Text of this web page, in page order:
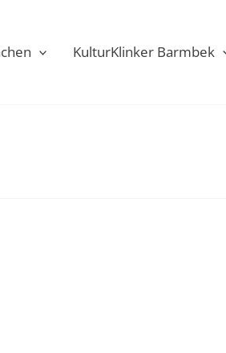
KulturKlinker Barmbek